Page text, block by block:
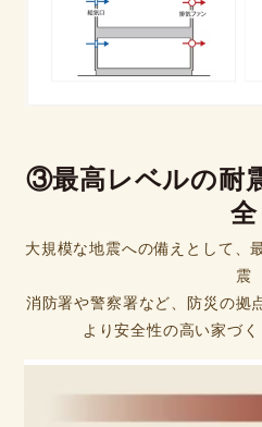
③最高レベルの耐
全
大規模な地震への備えとして、
震
消防署や警察署など、防災の拠
より安全性の高い家づく